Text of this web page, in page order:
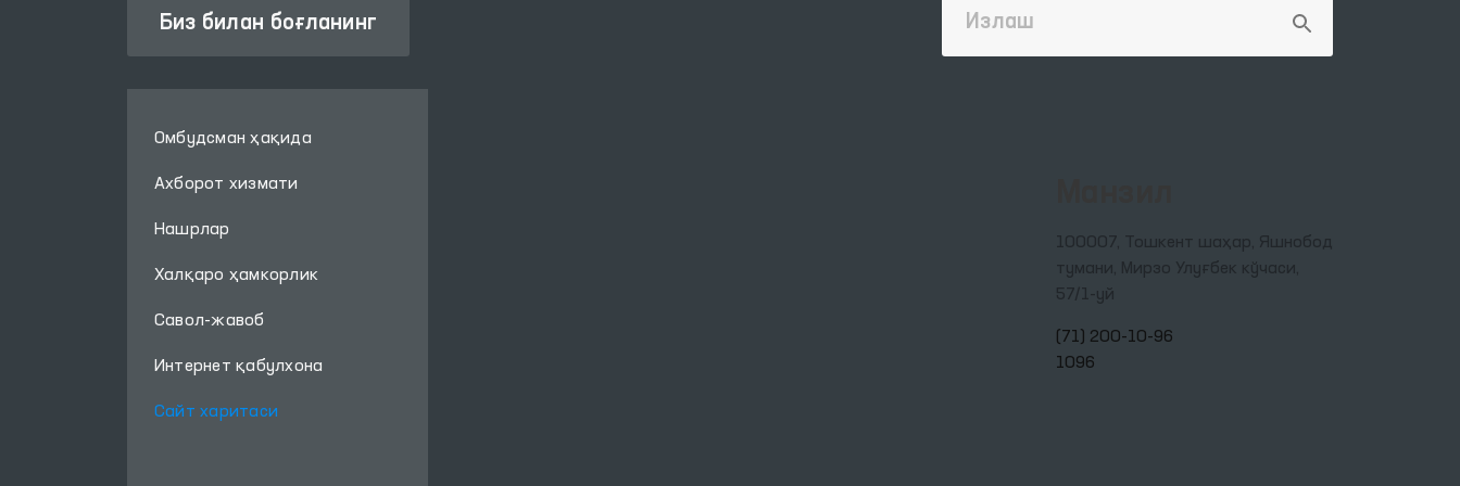
Биз билан боғланинг
Омбудсман ҳақида
Ахборот хизмати
Нашрлар
Халқаро ҳамкорлик
Савол-жавоб
Интернет қабулхона
Сайт харитаси
100007, Тошкент шаҳар, Яшнобод
тумани, Мирзо Улуғбек кўчаси,
57/1-уй
(71) 200-10-96
1096